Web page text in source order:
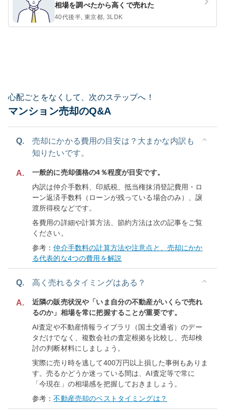
相場を調べたから高くで売れた
40代後半, 東京都, 3LDK
心配ごとをなくして、次のステップへ！
マンション売却のQ&A
Q.
売却にかかる費用の目安は？大まかな内訳も
知りたいです。
A.
一般的に売却価格の4％程度が目安です。
内訳は仲介手数料、印紙税、抵当権抹消登記費用・ロ
ーン返済手数料（ローンが残っている場合のみ）、譲
渡所得税などです。
各費用の詳細や計算方法、節約方法は次の記事をご覧
ください。
参考：仲介手数料の計算方法や注意点と、売却にかか
る代表的な4つの費用を解説
Q. 高く売れるタイミングはある？
A.
近隣の販売状況や「いま自分の不動産がいくらで売れ
るのか」相場を常に把握することが重要です。
AI査定や不動産情報ライブラリ（国土交通省）のデー
タだけでなく、複数会社の査定根拠を比較し、売却検
討の判断材料にしましょう。
実際に売り時を逃して400万円以上損した事例もありま
す。売るかどうか迷っている間は、AI査定等で常に
「今現在」の相場感を把握しておきましょう。
参考：不動産売却のベストタイミングは？